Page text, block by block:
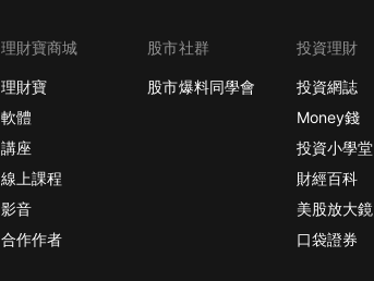
理財寶商城
理財寶
軟體
講座
線上課程
影音
合作作者
股市社群
股市爆料同學會
投資理財
投資網誌
Money錢
投資小學堂
財經百科
美股放大鏡
口袋證券